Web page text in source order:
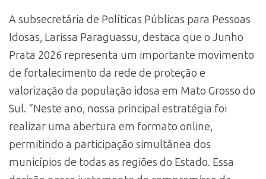
A subsecretária de Políticas Públicas para Pessoas
Idosas, Larissa Paraguassu, destaca que o Junho
Prata 2026 representa um importante movimento
de fortalecimento da rede de proteção e
valorização da população idosa em Mato Grosso do
Sul. “Neste ano, nossa principal estratégia foi
realizar uma abertura em formato online,
permitindo a participação simultânea dos
municípios de todas as regiões do Estado. Essa